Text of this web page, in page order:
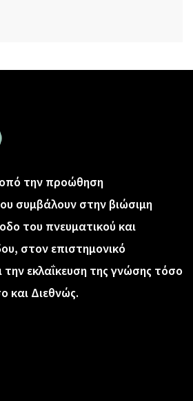
την προώθηση
συμβάλουν στην βιώσιμη
του πνευματικού και
στον επιστημονικό
εκλαΐκευση της γνώσης τόσο
και Διεθνώς.